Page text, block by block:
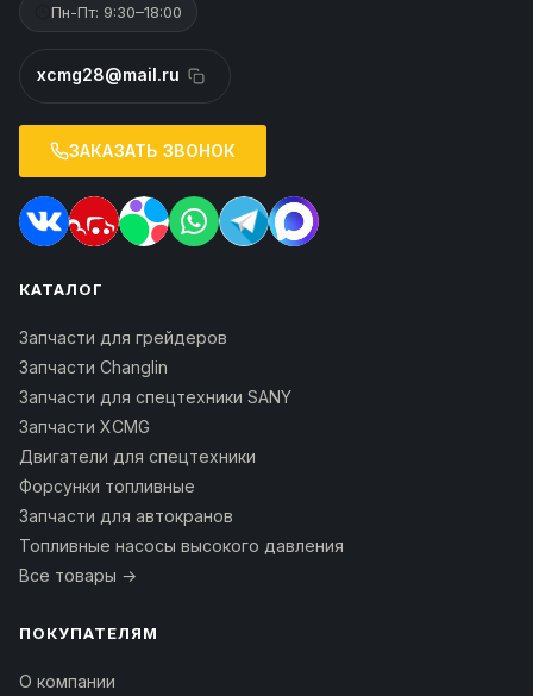
Пн-Пт: 9:30–18:00
xcmg28@mail.ru
ЗАКАЗАТЬ ЗВОНОК
КАТАЛОГ
Запчасти для грейдеров
Запчасти Changlin
Запчасти для спецтехники SANY
Запчасти XCMG
Двигатели для спецтехники
Форсунки топливные
Запчасти для автокранов
Топливные насосы высокого давления
Все товары →
ПОКУПАТЕЛЯМ
О компании